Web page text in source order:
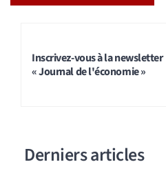
Inscrivez-vous à la newsletter
« Journal de l'économie »
Derniers articles